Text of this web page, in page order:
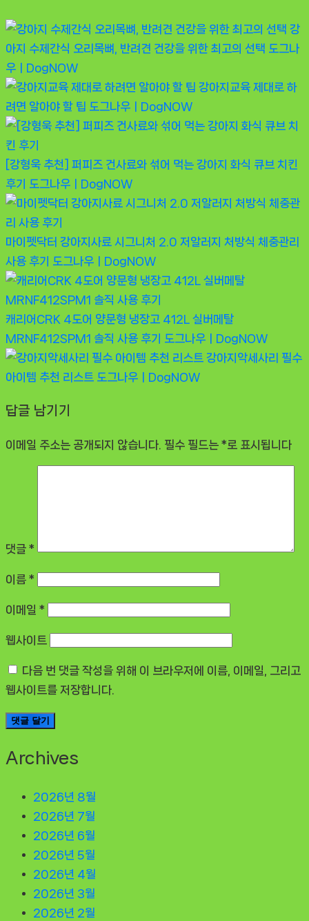
강
아지 수제간식 오리목뼈, 반려견 건강을 위한 최고의 선택 도그나
우ㅣDogNOW
강아지교육 제대로 하
려면 알아야 할 팁 도그나우ㅣDogNOW
[강형욱 추천] 퍼피즈 건사료와 섞어 먹는 강아지 화식 큐브 치킨
후기
도그나우ㅣDogNOW
마이펫닥터 강아지사료 시그니처 2.0 저알러지 처방식 체중관리
사용 후기
도그나우ㅣDogNOW
캐리어CRK 4도어 양문형 냉장고 412L 실버메탈
MRNF412SPM1 솔직 사용 후기
도그나우ㅣDogNOW
강아지악세사리 필수
아이템 추천 리스트 도그나우ㅣDogNOW
답글 남기기
이메일 주소는 공개되지 않습니다. 필수 필드는 *로 표시됩니다
댓글 *
이름 *
이메일 *
웹사이트
다음 번 댓글 작성을 위해 이 브라우저에 이름, 이메일, 그리고
웹사이트를 저장합니다.
Archives
2026년 8월
2026년 7월
2026년 6월
2026년 5월
2026년 4월
2026년 3월
2026년 2월